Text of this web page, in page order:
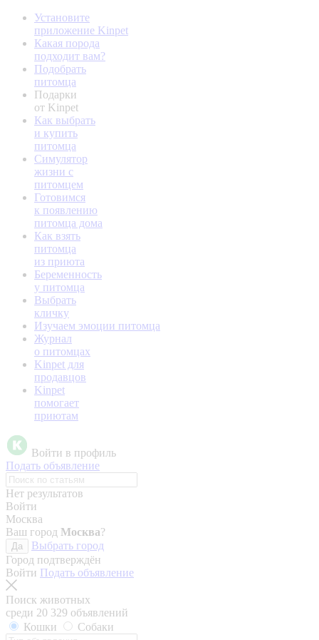
Установите
приложение Kinpet
Какая порода
подходит вам?
Подобрать
питомца
Подарки
от Kinpet
Как выбрать
и купить
питомца
Симулятор
жизни с
питомцем
Готовимся
к появлению
питомца дома
Как взять
питомца
из приюта
Беременность
у питомца
Выбрать
кличку
Изучаем эмоции питомца
Журнал
о питомцах
Kinpet для
продавцов
Kinpet
помогает
приютам
Войти в профиль
Подать объявление
Нет результатов
Войти
Москва
Ваш город Москва?
Да
Выбрать город
Город подтверждён
Войти Подать объявление
Поиск животных
среди 20 329 объявлений
Кошки
Собаки